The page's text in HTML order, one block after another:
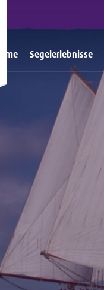
Home Segelerlebnisse